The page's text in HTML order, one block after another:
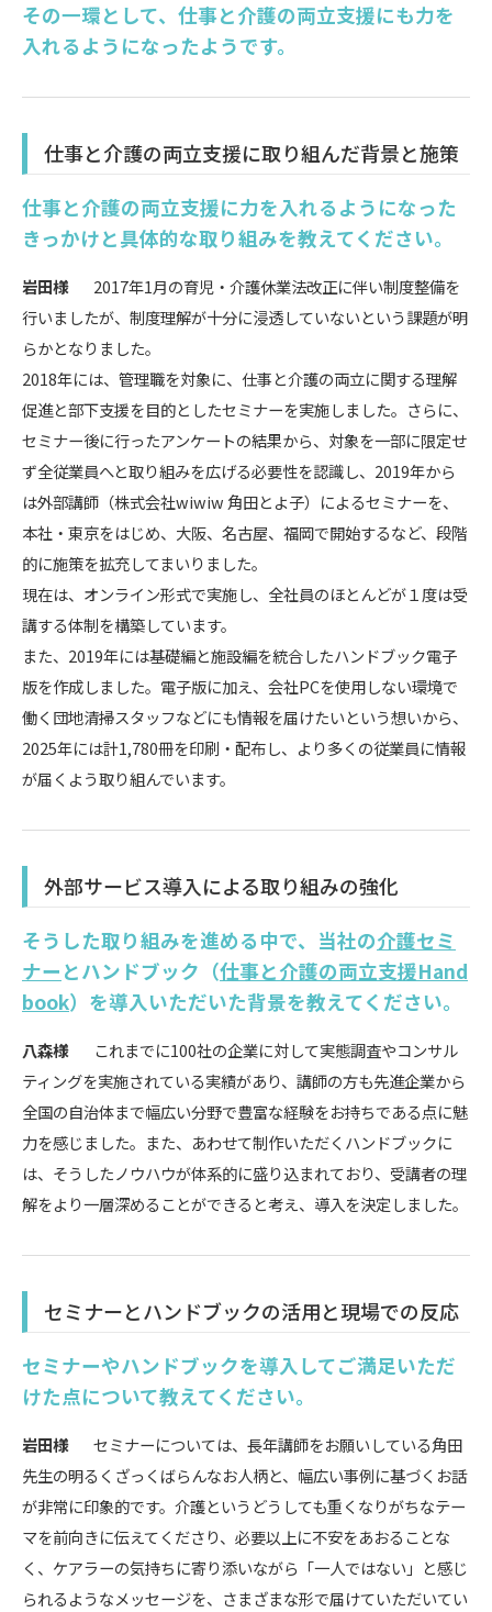
その一環として、仕事と介護の両立支援にも力を
入れるようになったようです。
仕事と介護の両立支援に取り組んだ背景と施策
仕事と介護の両立支援に力を入れるようになった
きっかけと具体的な取り組みを教えてください。
岩田様
2017年1月の育児・介護休業法改正に伴い制度整備を
行いましたが、制度理解が十分に浸透していないという課題が明
らかとなりました。
2018年には、管理職を対象に、仕事と介護の両立に関する理解
促進と部下支援を目的としたセミナーを実施しました。さらに、
セミナー後に行ったアンケートの結果から、対象を一部に限定せ
ず全従業員へと取り組みを広げる必要性を認識し、2019年から
は外部講師（株式会社wiwiw 角田とよ子）によるセミナーを、
本社・東京をはじめ、大阪、名古屋、福岡で開始するなど、段階
的に施策を拡充してまいりました。
現在は、オンライン形式で実施し、全社員のほとんどが１度は受
講する体制を構築しています。
また、2019年には基礎編と施設編を統合したハンドブック電子
版を作成しました。電子版に加え、会社PCを使用しない環境で
働く団地清掃スタッフなどにも情報を届けたいという想いから、
2025年には計1,780冊を印刷・配布し、より多くの従業員に情報
が届くよう取り組んでいます。
外部サービス導入による取り組みの強化
そうした取り組みを進める中で、当社の介護セミ
ナー とハンドブック（仕事と介護の両立支援Hand
book）を導入いただいた背景を教えてください。
八森様
これまでに100社の企業に対して実態調査やコンサル
ティングを実施されている実績があり、講師の方も先進企業から
全国の自治体まで幅広い分野で豊富な経験をお持ちである点に魅
力を感じました。また、あわせて制作いただくハンドブックに
は、そうしたノウハウが体系的に盛り込まれており、受講者の理
解をより一層深めることができると考え、導入を決定しました。
セミナーとハンドブックの活用と現場での反応
セミナーやハンドブックを導入してご満足いただ
けた点について教えてください。
岩田様
セミナーについては、長年講師をお願いしている角田
先生の明るくざっくばらんなお人柄と、幅広い事例に基づくお話
が非常に印象的です。介護というどうしても重くなりがちなテー
マを前向きに伝えてくださり、必要以上に不安をあおることな
く、ケアラーの気持ちに寄り添いながら「一人ではない」と感じ
られるようなメッセージを、さまざまな形で届けていただいてい